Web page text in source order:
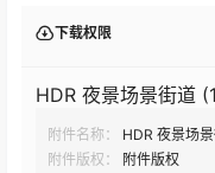
下载权限
HDR 夜景场景街道
附件名称：
HDR 夜景场
附件版权：
附件版权